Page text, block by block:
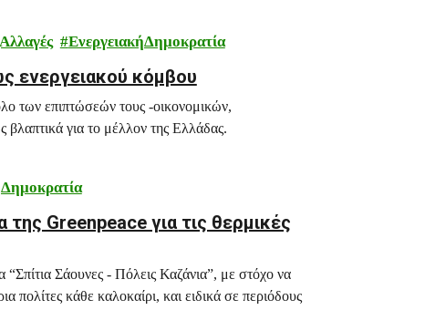
ΕνεργειακήΔημοκρατία
ενεργειακού κόμβου
των επιπτώσεών τους -οικονομικών,
βλαπτικά για το μέλλον της Ελλάδας.
της Greenpeace για τις θερμικές
Σάουνες - Πόλεις Καζάνια”, με στόχο να
πολίτες κάθε καλοκαίρι, και ειδικά σε περιόδους